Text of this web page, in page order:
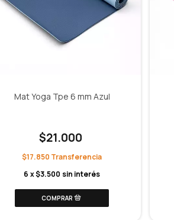
Mat Yoga Tpe 6 mm Azul
$21.000
$17.850
6 x$3.500 sin interés